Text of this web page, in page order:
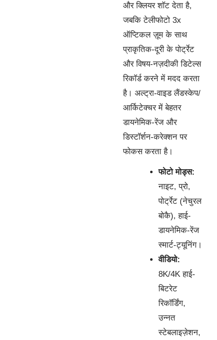
और क्लियर शॉट देता है,
जबकि टेलीफोटो 3x
ऑप्टिकल ज़ूम के साथ
प्राकृतिक-दूरी के पोर्ट्रेट
और विषय-नज़दीकी डिटेल्स
रिकॉर्ड करने में मदद करता
है। अल्ट्रा-वाइड लैंडस्केप/
आर्किटेक्चर में बेहतर
डायनेमिक-रेंज और
डिस्टॉर्शन-करेक्शन पर
फोकस करता है।
फोटो मोड्स:
नाइट, प्रो,
पोर्ट्रेट (नेचुरल
बोकै), हाई-
डायनेमिक-रेंज
स्मार्ट-ट्यूनिंग।
वीडियो:
8K/4K हाई-
बिटरेट
रिकॉर्डिंग,
उन्नत
स्टेबलाइज़ेशन,